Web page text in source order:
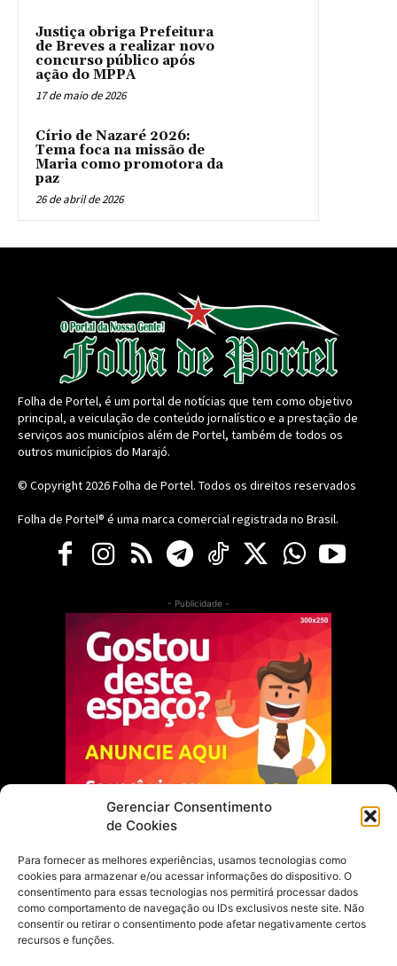
Gerenciar Consentimento
de Cookies
Para fornecer as melhores experiências, usamos tecnologias como
cookies para armazenar e/ou acessar informações do dispositivo. O
consentimento para essas tecnologias nos permitirá processar dados
como comportamento de navegação ou IDs exclusivos neste site. Não
consentir ou retirar o consentimento pode afetar negativamente certos
recursos e funções.
Justiça obriga Prefeitura
de Breves a realizar novo
concurso público após
ação do MPPA
17 de maio de 2026
Círio de Nazaré 2026:
Tema foca na missão de
Maria como promotora da
paz
26 de abril de 2026
Folha de Portel, é um portal de notícias que tem como objetivo
principal, a veiculação de conteúdo jornalístico e a prestação de
serviços aos municípios além de Portel, também de todos os
outros municípios do Marajó.
© Copyright 2026Folha de Portel. Todos os direitos reservados
Folha de Portel® é uma marca comercial registrada no Brasil.
- Publicidade -
Escolha do Editor
Justiça Itinerante garante regularização
fundiária e casamento comunitário para
famílias em Portel